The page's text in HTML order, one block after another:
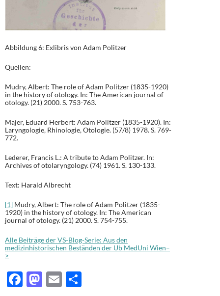
Abbildung 6: Exlibris von Adam Politzer
Quellen:
Mudry, Albert: The role of Adam Politzer (1835-1920)
in the history of otology. In: The American journal of
otology. (21) 2000. S. 753-763.
Majer, Eduard Herbert: Adam Politzer (1835-1920). In:
Laryngologie, Rhinologie, Otologie. (57/8) 1978. S. 769-
772.
Lederer, Francis L.: A tribute to Adam Politzer. In:
Archives of otolaryngology. (74) 1961. S. 130-133.
Text: Harald Albrecht
[1] Mudry, Albert: The role of Adam Politzer (1835-
1920) in the history of otology. In: The American
journal of otology. (21) 2000. S. 754-755.
Alle Beiträge der VS-Blog-Serie: Aus den
medizinhistorischen Beständen der Ub MedUni Wien–
>
F
M E